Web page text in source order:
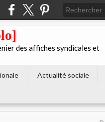
des affiches syndicales et
Actualité sociale